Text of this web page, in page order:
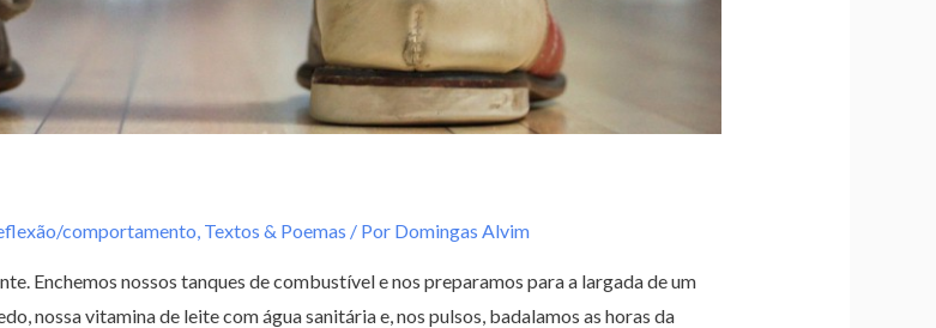
comportamento Textos & Poemas / Por Domingas Alvim
Enchemos nossos tanques de combustível e nos preparamos para a largada de um
nossa vitamina de leite com água sanitária e, nos pulsos, badalamos as horas da